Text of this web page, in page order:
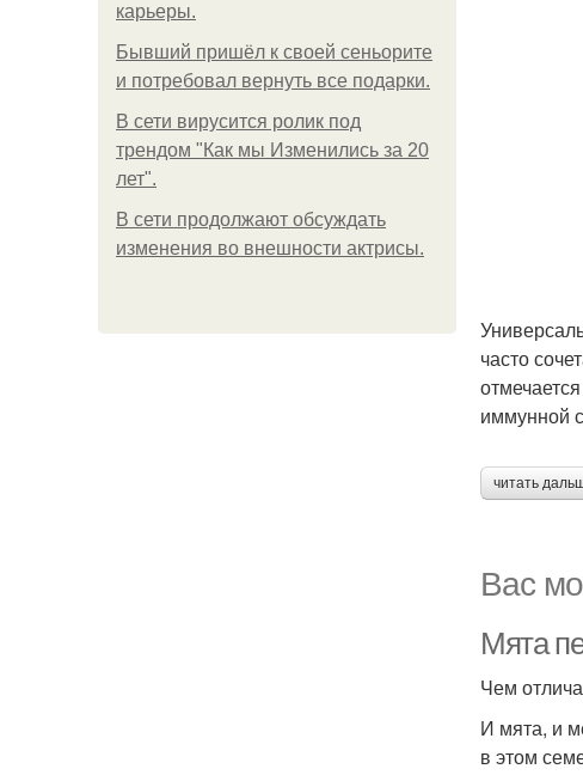
карьеры.
Бывший пришёл к своей сеньорите
и потребовал вернуть все подарки.
В сети вирусится ролик под
трендом "Как мы Изменились за 20
лет".
В сети продолжают обсуждать
изменения во внешности актрисы.
часто
иммунной
читать
Вас
Мята
Чем
И мята, и
в этом